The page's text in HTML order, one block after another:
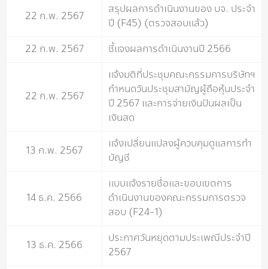
22 ก.พ. 2567
สรุปผลการดำเนินงานของ บจ. ประจำ
ปี (F45) (ตรวจสอบแล้ว)
22 ก.พ. 2567
ชี้แจงผลการดำเนินงานปี 2566
22 ก.พ. 2567
แจ้งมติที่ประชุมคณะกรรมการบริษัทฯ
กำหนดวันประชุมสามัญผู้ถือหุ้นประจำ
ปี 2567 และการจ่ายเงินปันผลเป็น
เงินสด
13 ก.พ. 2567
แจ้งเปลี่ยนแปลงผู้ควบคุมดูแลการทำ
บัญชี
14 ธ.ค. 2566
แบบแจ้งรายชื่อและขอบเขตการ
ดำเนินงานของคณะกรรมการตรวจ
สอบ (F24-1)
13 ธ.ค. 2566
ประกาศวันหยุดตามประเพณีประจำปี
2567